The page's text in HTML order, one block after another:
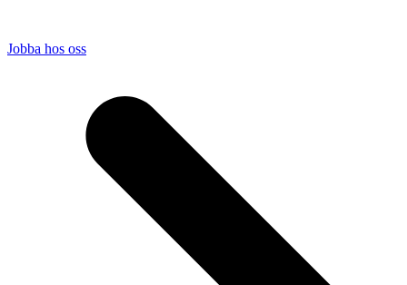
Jobba hos oss